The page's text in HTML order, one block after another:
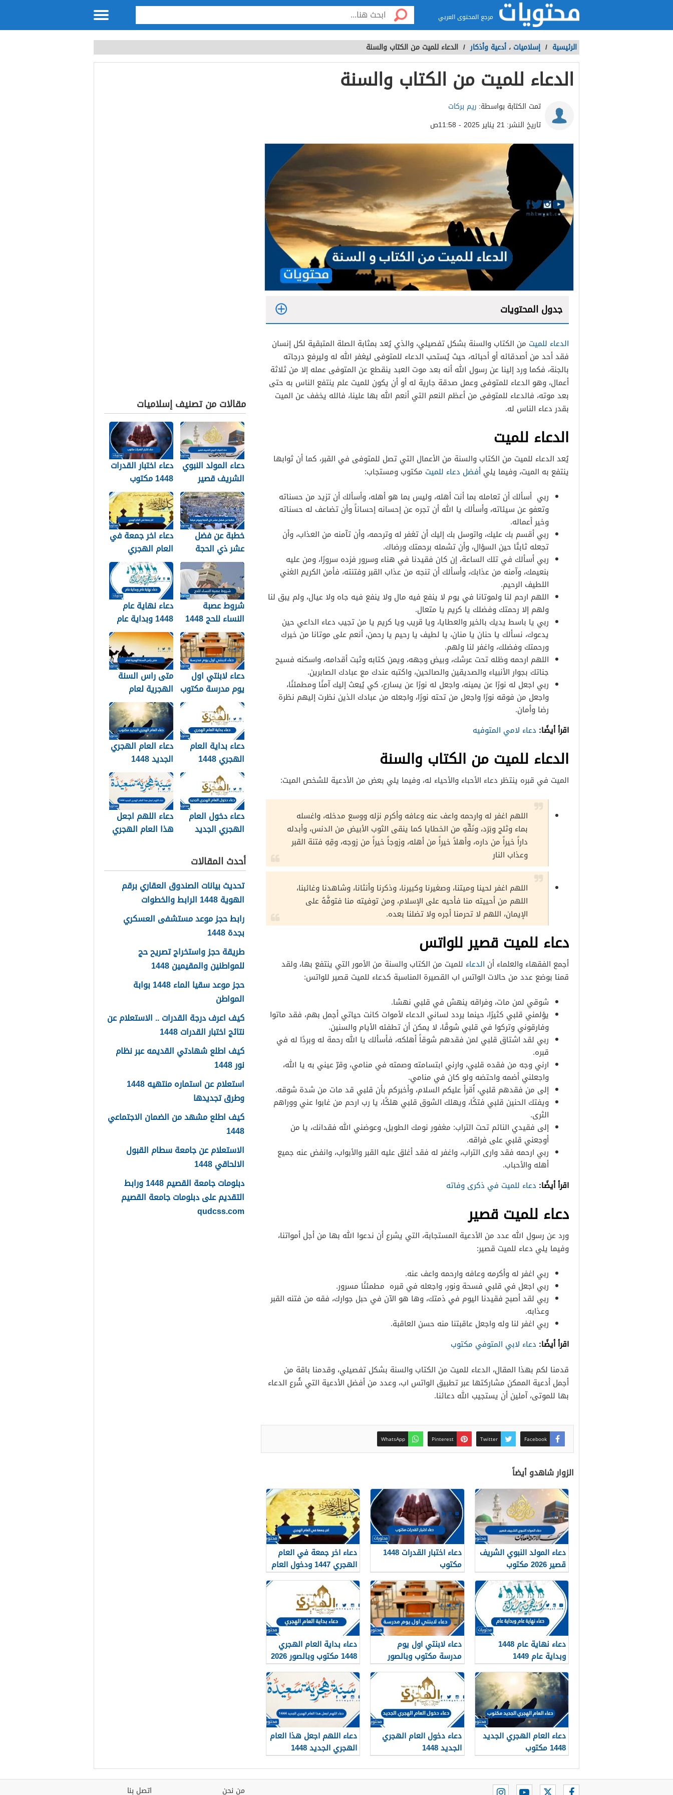
مرجع المحتوى العربي
الرئيسية / إسلاميات ، أدعية وأذكار / الدعاء للميت من الكتاب والسنة
الدعاء للميت من الكتاب والسنة
تمت الكتابة بواسطة: ريم بركات
تاريخ النشر: 21 يناير 2025 - 11:58ص
جدول المحتويات
الدعاء للميت من الكتاب والسنة بشكل تفصيلي، والذي يُعد بمثابة الصلة المتبقية لكل إنسان
فقد أحد من أصدقائه أو أحبائه، حيث يُستحب الدعاء للمتوفى ليغفر الله له وليرفع درجاته
بالجنة، فكما ورد إلينا عن رسول الله أنه بعد موت العبد ينقطع عن المتوفى عمله إلا من ثلاثة
أعمال، وهو الدعاء للمتوفى وعمل صدقة جارية له أو أن يكون للميت علم ينتفع الناس به حتى
بعد موته، فالدعاء للمتوفى من أعظم النعم التي أنعم الله بها علينا، فالله يخفف عن الميت
بقدر دعاء الناس له.
الدعاء للميت
يُعد الدعاء للميت من الكتاب والسنة من الأعمال التي تصل للمتوفى في القبر، كما أن ثوابها
ينتفع به الميت، وفيما يلي أفضل دعاء للميت مكتوب ومستجاب:
ربي أسألك أن تعامله بما أنت أهله، وليس بما هو أهله، وأسألك أن تزيد من حسناته
وتعفو عن سيئاته، وأسألك يا الله أن تجره عن إحسانه إحساناً وأن تضاعف له حسناته
وخير أعماله.
ربي أقسم بك عليك، واتوسل بك إليك أن تغفر له وترحمه، وأن تآمنه من العذاب، وأن
تجعله ثابتًا حين السؤال، وأن تشمله برحمتك ورضاك.
ربي أسألك في تلك الساعة، إن كان فقيدنا في هناء وسرور فزده سرورًا، ومن عليه
بنعيمك، وآمنه من عذابك، وأسألك أن تنجه من عذاب القبر وفتنته، فأمن الكريم الغني
اللطيف الرحيم.
اللهم ارحم لنا ولموتانا في يوم لا ينفع فيه مال ولا ينفع فيه جاه ولا عيال، ولم يبق لنا
ولهم إلا رحمتك وفضلك يا كريم يا متعال.
ربي يا باسط يديك بالخير والعطايا، ويا قريب ويا كريم يا من تجيب دعاء الداعي حين
يدعوك، نسألك يا حنان يا منان، يا لطيف يا رحيم يا رحمن، أنعم على موتانا من خيرك
ورحمتك وفضلك، واغفر لنا ولهم.
اللهم ارحمه وظله تحت عرشك، وبيض وجهه، ويمن كتابه وثبت أقدامه، واسكنه فسيح
جناتك بجوار الأنبياء والصديقين والصالحين، واكتبه عندك مع عبادك الصابرين.
ربي اجعل له نورًا عن يمينه، واجعل له نورًا عن يسارع، كي يُبعث إليك آمنًا ومطمئنًا،
واجعل من فوقه نورًا واجعل من تحته نورًا، واجعله من عبادك الذين نظرت إليهم نظرة
رضا وأمان.
اقرأ أيضًا: دعاء لامي المتوفيه
الدعاء للميت من الكتاب والسنة
الميت في قبره ينتظر دعاء الأحباء والأحياء له، وفيما يلي بعض من الأدعية للشخص الميت:
اللهم اغفر له وارحمه واعف عنه وعافه وأكرم نزله ووسع مدخله، واغسله
بماء وثلج وبَرَد، ونَقِّهِ من الخطايا كما ينقى الثوب الأبيض من الدنس، وأبدله
داراً خيراً من داره، وأهلاً خيراً من أهله، وزوجاً خيراً من زوجه، وقِهِ فتنة القبر
وعذاب النار
اللهم اغفر لحينا وميتنا، وصغيرنا وكبيرنا، وذكرنا وأنثانا، وشاهدنا وغائبنا،
اللهم من أحييته منا فأحيه على الإسلام، ومن توفيته منا فتوفَّهُ على
الإيمان، اللهم لا تحرمنا أجره ولا تضلنا بعده.
دعاء للميت قصير للواتس
أجمع الفقهاء والعلماء أن الدعاء للميت من الكتاب والسنة من الأمور التي ينتفع بها، ولقد
قمنا بوضع عدد من حالات الواتس اب القصيرة المناسبة كدعاء للميت قصير للواتس:
شوقي لمن مات، وفراقه ينهش في قلبي نهشا.
يؤلمني قلبي كثيرًا، حينما يردد لساني الدعاء لأموات كانت حياتي أجمل بهم، فقد ماتوا
وفارقوني وتركوا في قلبي شوقًا، لا يمكن أن تطفئه الأيام والسنين.
ربي لقد اشتاق قلبي لمن فقدهم شوقاً أهلكه، فأسألك يا الله رحمة له وبردًا له في
قبره.
ارني وجه من فقده قلبي، وارني ابتسامته وصمته في منامي، وقرّ عيني به يا الله،
واجعلني أضمه واحتضه ولو كان في منامي.
إلى من فقدهم قلبي، اُقرأ عليكم السلام، وأخبركم بأن قلبي قد مات من شدة شوقه.
ويفتك الحنين قلبي فتكًا، ويهلك الشوق قلبي هلكًا، يا رب ارحم من غابوا عني ووراهم
الثرى.
إلى فقيدي النائم تحت التراب: مغفور نومك الطويل، وعوضني الله فقدانك، يا من
أوجعني قلبي على فراقه.
ربي ارحمه فقد وارى التراب، واغفر له فقد أغلق عليه القبر والأبواب، وانفض عنه جميع
أهله والأحباب.
اقرأ أيضًا: دعاء للميت في ذكرى وفاته
دعاء للميت قصير
ورد عن رسول الله عدد من الأدعية المستجابة، التي يشرع أن ندعوا الله بها من أجل أمواتنا،
وفيما يلي دعاء للميت قصير:
ربي اغفر له وأكرمه وعافه وارحمه واعف عنه.
ربي اجعل في قلبي فسحة ونور، واجعله في قبره مطمئنًا مسرور.
ربي لقد أصبح فقيدنا اليوم في ذمتك، وها هو الآن في حبل جوارك، فقه من فتنه القبر
وعذابه.
ربي اغفر لنا وله واجعل عاقبتنا منه حسن العاقبة.
اقرأ أيضًا: دعاء لابي المتوفي مكتوب
قدمنا لكم بهذا المقال، الدعاء للميت من الكتاب والسنة بشكل تفصيلي، وقدمنا باقة من
أجمل أدعية الممكن مشاركتها عبر تطبيق الواتس اب، وعدد من أفضل الأدعية التي شُرع الدعاء
بها للموتى، آملين أن يستجيب الله دعائنا.
Facebook
Twitter
Pinterest
WhatsApp
الزوار شاهدو أيضاً
دعاء المولد النبوي الشريف
قصير 2026 مكتوب
دعاء اختبار القدرات 1448
مكتوب
دعاء اخر جمعة في العام
الهجري 1447 ودخول العام
الجديد 1448
دعاء نهاية عام 1448
وبداية عام 1449
دعاء لابنتي اول يوم
مدرسة مكتوب وبالصور
2026
دعاء بداية العام الهجري
1448 مكتوب وبالصور 2026
دعاء العام الهجري الجديد
1448 مكتوب
دعاء دخول العام الهجري
الجديد 1448
دعاء اللهم اجعل هذا العام
الهجري الجديد 1448
مكتوب
مقالات من تصنيف إسلاميات
دعاء المولد النبوي
الشريف قصير
2026 مكتوب
دعاء اختبار القدرات
1448 مكتوب
خطبة عن فضل
عشر ذي الحجة
ويوم عرفة 1448 /
2026
دعاء اخر جمعة في
العام الهجري
1447 ودخول العام
الجديد 1448
شروط عصبة
النساء للحج 1448
دعاء نهاية عام
1448 وبداية عام
1449
دعاء لابنتي اول
يوم مدرسة مكتوب
وبالصور 2026
متى راس السنة
الهجرية لعام
2026
دعاء بداية العام
الهجري 1448
مكتوب وبالصور
2026
دعاء العام الهجري
الجديد 1448
مكتوب
دعاء دخول العام
الهجري الجديد
دعاء اللهم اجعل
هذا العام الهجري
أحدث المقالات
تحديث بيانات الصندوق العقاري برقم
الهوية 1448 الرابط والخطوات
رابط حجز موعد مستشفى العسكري
بجدة 1448
طريقة حجز واستخراج تصريح حج
للمواطنين والمقيمين 1448
حجز موعد سقيا الماء 1448 بوابة
المواطن
كيف اعرف درجة القدرات .. الاستعلام عن
نتائج اختبار القدرات 1448
كيف اطلع شهادتي القديمه عبر نظام
نور 1448
استعلام عن استماره منتهيه 1448
وطرق تجديدها
كيف اطلع مشهد من الضمان الاجتماعي
1448
الاستعلام عن جامعة سطام القبول
الالحاقي 1448
دبلومات جامعة القصيم 1448 ورابط
التقديم على دبلومات جامعة القصيم
qudcss.com
اتصل بنا من نحن